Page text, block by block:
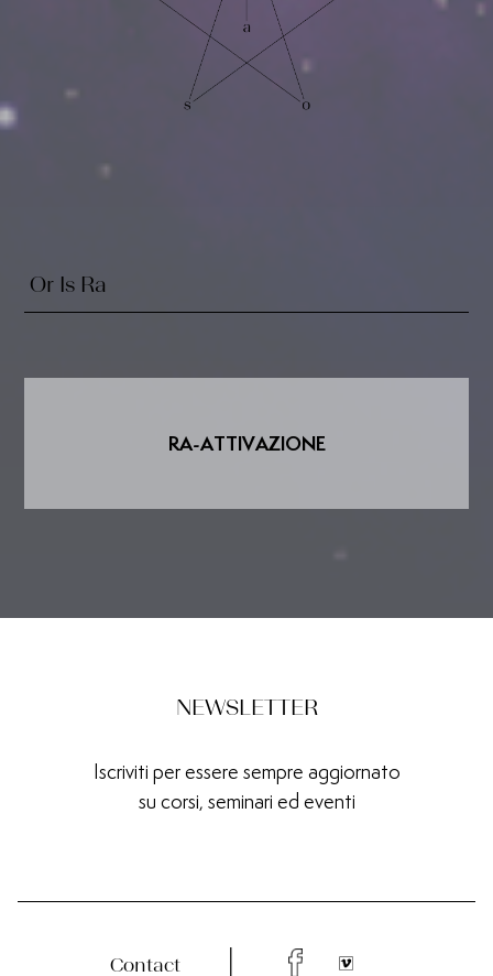
Or Is Ra
RA-ATTIVAZIONE
NEWSLETTER
Iscriviti per essere sempre aggiornato
su corsi, seminari ed eventi
Contact